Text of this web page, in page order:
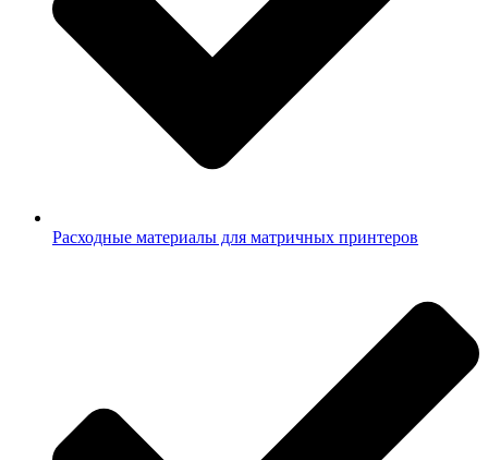
Расходные материалы для матричных принтеров